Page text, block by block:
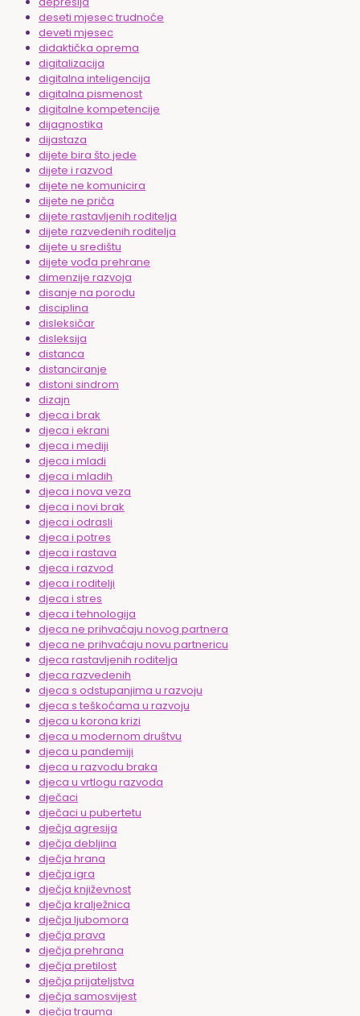
deseti mjesec trudnoće
deveti mjesec
didaktička oprema
digitalizacija
digitalna inteligencija
digitalna pismenost
digitalne kompetencije
dijagnostika
dijastaza
dijete bira što jede
dijete i razvod
dijete ne komunicira
dijete ne priča
dijete rastavljenih roditelja
dijete razvedenih roditelja
dijete u središtu
dijete vođa prehrane
dimenzije razvoja
disanje na porodu
disciplina
disleksičar
disleksija
distanca
distanciranje
distoni sindrom
dizajn
djeca i brak
djeca i ekrani
djeca i mediji
djeca i mladi
djeca i mladih
djeca i nova veza
djeca i novi brak
djeca i odrasli
djeca i potres
djeca i rastava
djeca i razvod
djeca i roditelji
djeca i stres
djeca i tehnologija
djeca ne prihvaćaju novog partnera
djeca ne prihvaćaju novu partnericu
djeca rastavljenih roditelja
djeca razvedenih
djeca s odstupanjima u razvoju
djeca s teškoćama u razvoju
djeca u korona krizi
djeca u modernom društvu
djeca u pandemiji
djeca u razvodu braka
djeca u vrtlogu razvoda
dječaci
dječaci u pubertetu
dječja agresija
dječja debljina
dječja hrana
dječja igra
dječja književnost
dječja kralježnica
dječja ljubomora
dječja prava
dječja prehrana
dječja pretilost
dječja prijateljstva
dječja samosvijest
dječja trauma